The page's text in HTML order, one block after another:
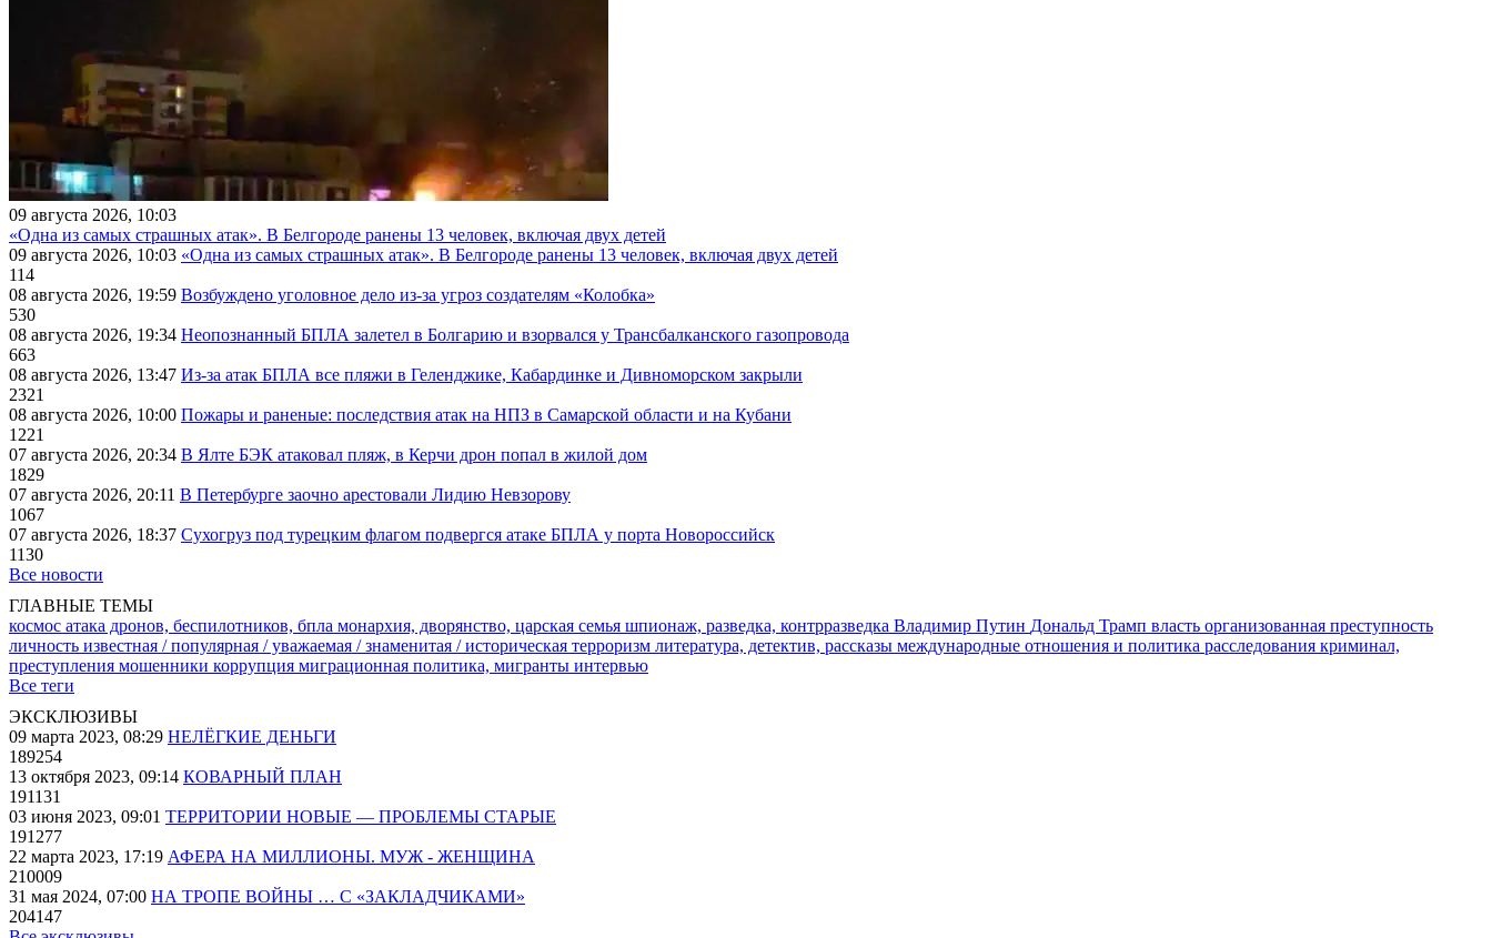
09 августа 2026, 10:03
«Одна из самых страшных атак». В Белгороде ранены 13 человек, включая двух детей
09 августа 2026, 10:03 «Одна из самых страшных атак». В Белгороде ранены 13 человек, включая двух детей
114
08 августа 2026, 19:59 Возбуждено уголовное дело из-за угроз создателям «Колобка»
530
08 августа 2026, 19:34 Неопознанный БПЛА залетел в Болгарию и взорвался у Трансбалканского газопровода
663
08 августа 2026, 13:47 Из-за атак БПЛА все пляжи в Геленджике, Кабардинке и Дивноморском закрыли
2321
08 августа 2026, 10:00 Пожары и раненые: последствия атак на НПЗ в Самарской области и на Кубани
1221
07 августа 2026, 20:34 В Ялте БЭК атаковал пляж, в Керчи дрон попал в жилой дом
1829
07 августа 2026, 20:11 В Петербурге заочно арестовали Лидию Невзорову
1067
07 августа 2026, 18:37 Сухогруз под турецким флагом подвергся атаке БПЛА у порта Новороссийск
1130
Все новости
ГЛАВНЫЕ ТЕМЫ
космос атака дронов, беспилотников, бпла монархия, дворянство, царская семья шпионаж, разведка, контрразведка Владимир Путин Дональд Трамп власть организованная преступность
личность известная / популярная / уважаемая / знаменитая / историческая терроризм литература, детектив, рассказы международные отношения и политика расследования криминал,
преступления мошенники коррупция миграционная политика, мигранты интервью
Все теги
ЭКСКЛЮЗИВЫ
09 марта 2023, 08:29 НЕЛЁГКИЕ ДЕНЬГИ
189254
13 октября 2023, 09:14 КОВАРНЫЙ ПЛАН
191131
03 июня 2023, 09:01 ТЕРРИТОРИИ НОВЫЕ — ПРОБЛЕМЫ СТАРЫЕ
191277
22 марта 2023, 17:19 АФЕРА НА МИЛЛИОНЫ. МУЖ - ЖЕНЩИНА
210009
31 мая 2024, 07:00 НА ТРОПЕ ВОЙНЫ … С «ЗАКЛАДЧИКАМИ»
204147